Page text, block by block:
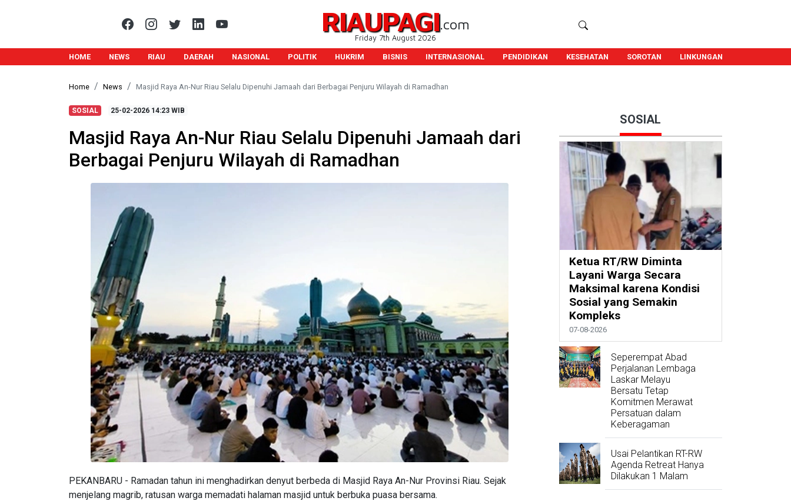
RIAUPAGI.com
Friday 7th August 2026
HOME NEWS RIAU DAERAH NASIONAL POLITIK HUKRIM BISNIS INTERNASIONAL PENDIDIKAN KESEHATAN SOROTAN LINKUNGAN
Home News Masjid Raya An-Nur Riau Selalu Dipenuhi Jamaah dari Berbagai Penjuru Wilayah di Ramadhan
SOSIAL 25-02-2026 14:23 WIB
Masjid Raya An-Nur Riau Selalu Dipenuhi Jamaah dari
Berbagai Penjuru Wilayah di Ramadhan
PEKANBARU - Ramadan tahun ini menghadirkan denyut berbeda di Masjid Raya An-Nur Provinsi Riau. Sejak
menjelang magrib, ratusan warga memadati halaman masjid untuk berbuka puasa bersama.
SOSIAL
Ketua RT/RW Diminta
Layani Warga Secara
Maksimal karena Kondisi
Sosial yang Semakin
Kompleks
07-08-2026
Seperempat Abad
Perjalanan Lembaga
Laskar Melayu
Bersatu Tetap
Komitmen Merawat
Persatuan dalam
Keberagaman
Usai Pelantikan RT-RW
Agenda Retreat Hanya
Dilakukan 1 Malam